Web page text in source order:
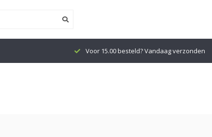
Voor 15.00 besteld? Vandaag verzonden